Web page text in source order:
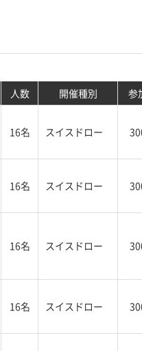
人数 開催種別 参
16名 スイスドロー
16名 スイスドロー
16名 スイスドロー
16名 スイスドロー